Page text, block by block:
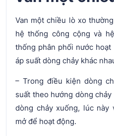
Van một chiều lò xo
hệ thống công cộng và
thống phân phối nước
áp suất dòng chảy khác
– Trong điều kiện dòng
suất theo hướng dòng
dòng chảy xuống, lúc
mở để hoạt động.